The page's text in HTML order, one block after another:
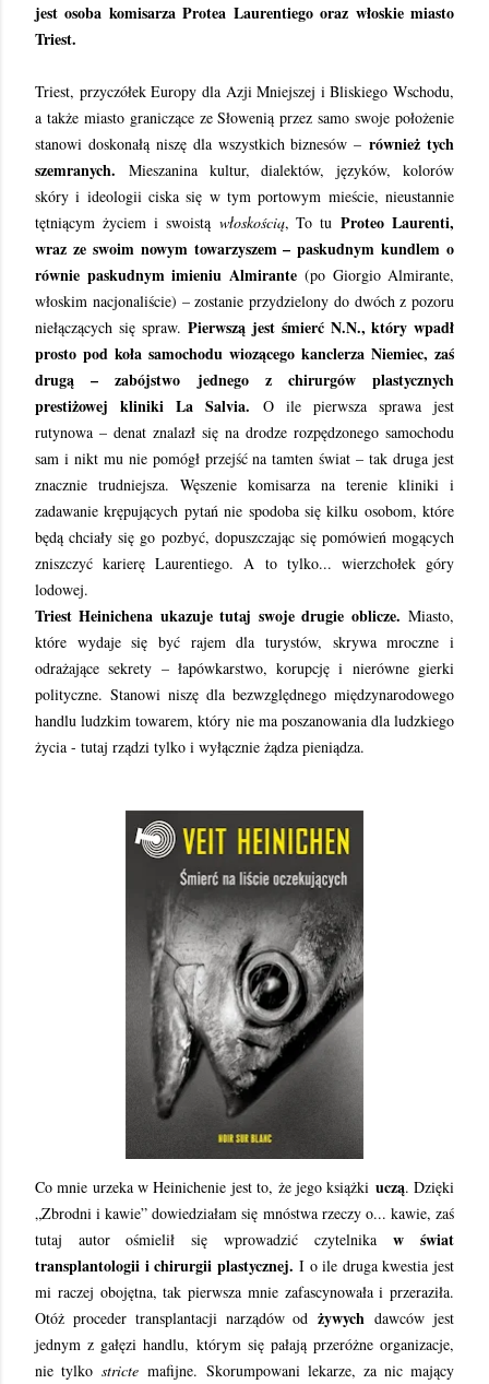
jest osoba komisarza Protea Laurentiego oraz włoskie miasto
Triest.
Triest, przyczółek Europy dla Azji Mniejszej i Bliskiego Wschodu,
a także miasto graniczące ze Słowenią przez samo swoje położenie
stanowi doskonałą niszę dla wszystkich biznesów –również tych
szemranych. Mieszanina kultur, dialektów, języków, kolorów
skóry i ideologii ciska się w tym portowym mieście, nieustannie
tętniącym życiem i swoistą włoskością, To tuProteo Laurenti,
wraz ze swoim nowym towarzyszem – paskudnym kundlem o
równie paskudnym imieniu Almirante(po Giorgio Almirante,
włoskim nacjonaliście) – zostanie przydzielony do dwóch z pozoru
niełączących się spraw.Pierwszą jest śmierć N.N., który wpadł
prosto pod koła samochodu wiozącego kanclerza Niemiec, zaś
drugą – zabójstwo jednego z chirurgów plastycznych
prestiżowej kliniki La Salvia. O ile pierwsza sprawa jest
rutynowa – denat znalazł się na drodze rozpędzonego samochodu
sam i nikt mu nie pomógł przejść na tamten świat – tak druga jest
znacznie trudniejsza. Węszenie komisarza na terenie kliniki i
zadawanie krępujących pytań nie spodoba się kilku osobom, które
będą chciały się go pozbyć, dopuszczając się pomówień mogących
zniszczyć karierę Laurentiego. A to tylko... wierzchołek góry
lodowej.
Triest Heinichena ukazuje tutaj swoje drugie oblicze. Miasto,
które wydaje się być rajem dla turystów, skrywa mroczne i
odrażające sekrety – łapówkarstwo, korupcję i nierówne gierki
polityczne. Stanowi niszę dla bezwzględnego międzynarodowego
handlu ludzkim towarem, który nie ma poszanowania dla ludzkiego
życia - tutaj rządzi tylko i wyłącznie żądza pieniądza.
Co mnie urzeka w Heinichenie jest to, że jego książki uczą. Dzięki
„Zbrodni i kawie” dowiedziałam się mnóstwa rzeczy o... kawie, zaś
tutaj autor ośmielił się wprowadzić czytelnikaw świat
transplantologii i chirurgii plastycznej.I o ile druga kwestia jest
mi raczej obojętna, tak pierwsza mnie zafascynowała i przeraziła.
Otóż proceder transplantacji narządów odżywychdawców jest
jednym z gałęzi handlu, którym się pałają przeróżne organizacje,
nie tylkostrictemafijne. Skorumpowani lekarze, za nic mający